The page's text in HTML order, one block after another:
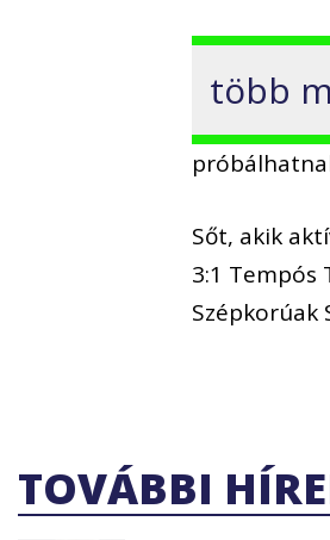
több
Sőt, akik
3:1 Tempós
Szépkorúak
TOVÁBBI